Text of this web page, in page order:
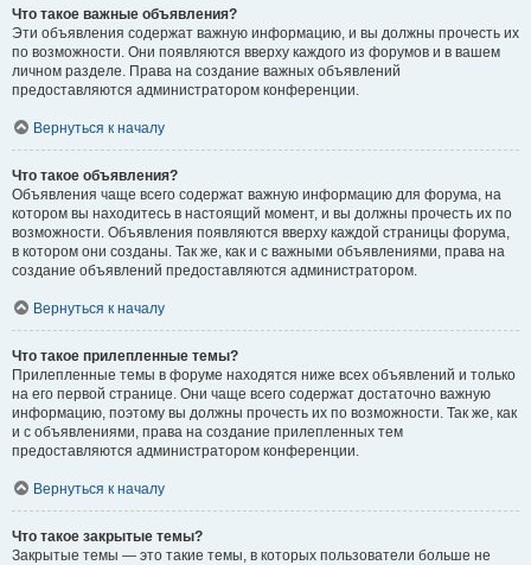
Что такое важные объявления?
Эти объявления содержат важную информацию, и вы должны прочесть их
по возможности. Они появляются вверху каждого из форумов и в вашем
личном разделе. Права на создание важных объявлений
предоставляются администратором конференции.
Вернуться к началу
Что такое объявления?
Объявления чаще всего содержат важную информацию для форума, на
котором вы находитесь в настоящий момент, и вы должны прочесть их по
возможности. Объявления появляются вверху каждой страницы форума,
в котором они созданы. Так же, как и с важными объявлениями, права на
создание объявлений предоставляются администратором.
Вернуться к началу
Что такое прилепленные темы?
Прилепленные темы в форуме находятся ниже всех объявлений и только
на его первой странице. Они чаще всего содержат достаточно важную
информацию, поэтому вы должны прочесть их по возможности. Так же, как
и с объявлениями, права на создание прилепленных тем
предоставляются администратором конференции.
Вернуться к началу
Что такое закрытые темы?
Закрытые темы — это такие темы, в которых пользователи больше не